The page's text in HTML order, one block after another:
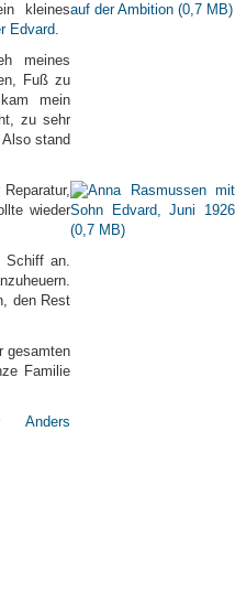
kleines
Edvard.
meines
Fuß zu
mein
zu sehr
stand
wieder
Schiff an.
den Rest
gesamten
Familie